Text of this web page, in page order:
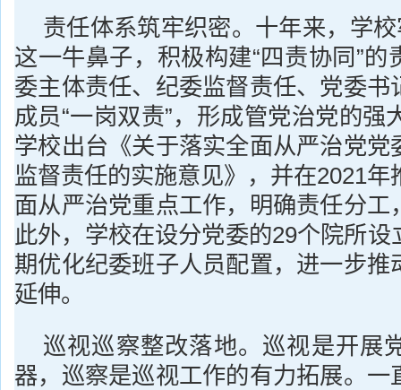
责任体系筑牢织密。十年来，学校
这一牛鼻子，积极构建“四责协同”的
委主体责任、纪委监督责任、党委书
成员“一岗双责”，形成管党治党的强
学校出台《关于落实全面从严治党党
监督责任的实施意见》，并在2021年
面从严治党重点工作，明确责任分工
此外，学校在设分党委的29个院所
期优化纪委班子人员配置，进一步推
延伸。
巡视巡察整改落地。巡视是开展
器，巡察是巡视工作的有力拓展。一